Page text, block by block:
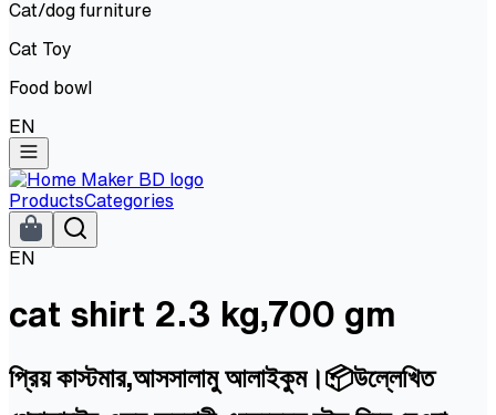
Cat/dog furniture
Cat Toy
Food bowl
EN
ProductsCategories
EN
cat shirt 2.3 kg,700 gm
প্রিয় কাস্টমার,আসসালামু আলাইকুম।📦উল্লেখিত